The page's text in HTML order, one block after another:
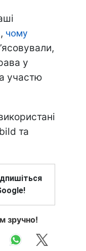
чому
у
участю
та
зручно!